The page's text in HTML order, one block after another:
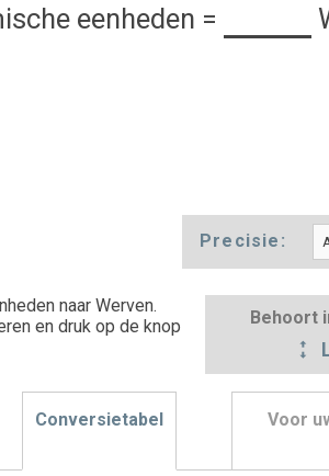
eenheden =
Precisie:
naar Werven.
en druk op de knop
Behoort
Conversietabel Voor